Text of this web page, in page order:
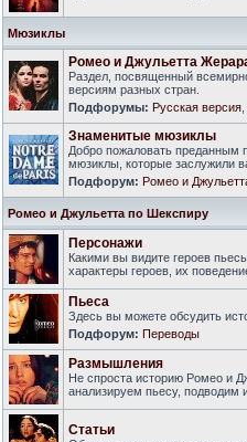
Мюзиклы
Ромео и Джульетта
Раздел, посвященный
версиям разных стран.
Подфорумы: Русская версия
Знаменитые мюзиклы
Добро пожаловать преданным
мюзиклы, которые заслужили
Подфорум: Ромео и
Ромео и Джульетта по Шекспиру
Персонажи
Какими вы видите героев
характеры героев, их
Пьеса
Здесь вы можете обсудить
Подфорум: Переводы
Размышления
Не спроста историю Ромео и
анализируем пьесу,
Статьи